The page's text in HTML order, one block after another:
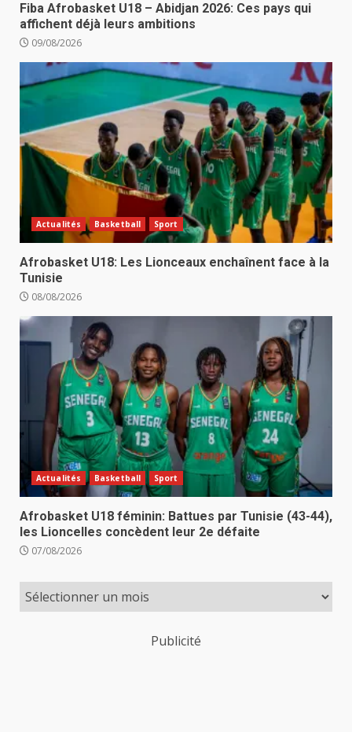
Fiba Afrobasket U18 – Abidjan 2026: Ces pays qui
affichent déjà leurs ambitions
09/08/2026
Actualités Basketball Sport
Afrobasket U18: Les Lionceaux enchaînent face à la
Tunisie
08/08/2026
Actualités Basketball Sport
Afrobasket U18 féminin: Battues par Tunisie (43-44),
les Lioncelles concèdent leur 2e défaite
07/08/2026
Publicité